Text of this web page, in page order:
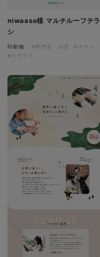
niwaaso様 マルチルーフチラ
シ
印刷物 #専門店・小売
#チラシ
#イラスト